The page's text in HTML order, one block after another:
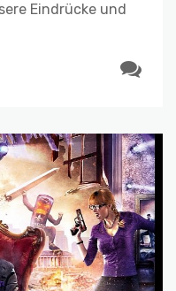
Eindrücke und